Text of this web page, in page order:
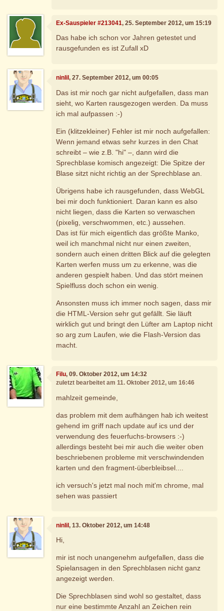
Ex-Sauspieler #213041, 25. September 2012, um 15:19
Das habe ich schon vor Jahren getestet und
rausgefunden es ist Zufall xD
ninlil, 27. September 2012, um 00:05
Das ist mir noch gar nicht aufgefallen, dass man
sieht, wo Karten rausgezogen werden. Da muss
ich mal aufpassen :-)
Ein (klitzekleiner) Fehler ist mir noch aufgefallen:
Wenn jemand etwas sehr kurzes in den Chat
schreibt – wie z.B. "hi" –, dann wird die
Sprechblase komisch angezeigt: Die Spitze der
Blase sitzt nicht richtig an der Sprechblase an.
Übrigens habe ich rausgefunden, dass WebGL
bei mir doch funktioniert. Daran kann es also
nicht liegen, dass die Karten so verwaschen
(pixelig, verschwommen, etc.) aussehen.
Das ist für mich eigentlich das größte Manko,
weil ich manchmal nicht nur einen zweiten,
sondern auch einen dritten Blick auf die gelegten
Karten werfen muss um zu erkenne, was die
anderen gespielt haben. Und das stört meinen
Spielfluss doch schon ein wenig.
Ansonsten muss ich immer noch sagen, dass mir
die HTML-Version sehr gut gefällt. Sie läuft
wirklich gut und bringt den Lüfter am Laptop nicht
so arg zum Laufen, wie die Flash-Version das
macht.
Filu, 09. Oktober 2012, um 14:32
zuletzt bearbeitet am 11. Oktober 2012, um 16:46
mahlzeit gemeinde,
das problem mit dem aufhängen hab ich weitest
gehend im griff nach update auf ics und der
verwendung des feuerfuchs-browsers :-)
allerdings besteht bei mir auch die weiter oben
beschriebenen probleme mit verschwindenden
karten und den fragment-überbleibsel....
ich versuch's jetzt mal noch mit'm chrome, mal
sehen was passiert
ninlil, 13. Oktober 2012, um 14:48
Hi,
mir ist noch unangenehm aufgefallen, dass die
Spielansagen in den Sprechblasen nicht ganz
angezeigt werden.
Die Sprechblasen sind wohl so gestaltet, dass
nur eine bestimmte Anzahl an Zeichen rein